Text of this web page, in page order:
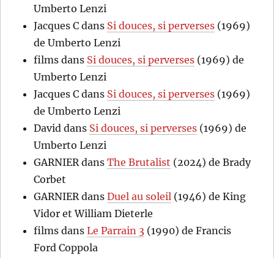
Umberto Lenzi
Jacques C dans Si douces, si perverses (1969)
de Umberto Lenzi
films dans Si douces, si perverses (1969) de
Umberto Lenzi
Jacques C dans Si douces, si perverses (1969)
de Umberto Lenzi
David dans Si douces, si perverses (1969) de
Umberto Lenzi
GARNIERdansThe Brutalist (2024) de Brady
Corbet
GARNIERdansDuel au soleil (1946) de King
Vidor et William Dieterle
films dansLe Parrain 3 (1990) de Francis
Ford Coppola